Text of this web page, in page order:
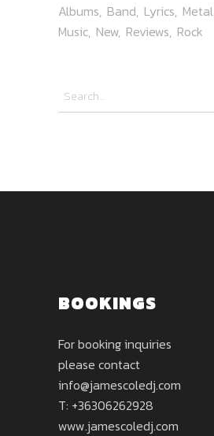
Albums Band Lyrics Metal
Music New Reviews Rock
BOOKINGS
For booking inquiries
please contact
info@jamescoledj.com
T: +36306262928
www.jamescoledj.com